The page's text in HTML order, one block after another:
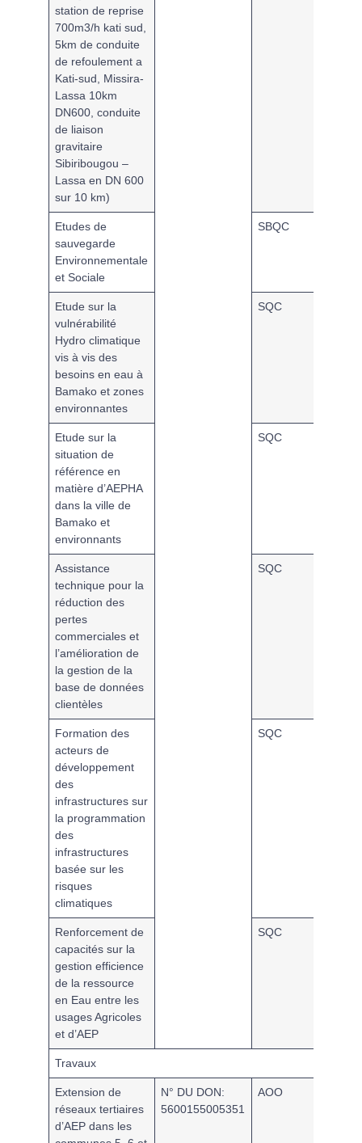
station de reprise
700m3/h kati sud,
5km de conduite
de refoulement a
Kati-sud, Missira-
Lassa 10km
DN600, conduite
de liaison
gravitaire
Sibiribougou –
Lassa en DN 600
sur 10 km)
Etudes de
sauvegarde
Environnementale
et Sociale
SBQC
Etude sur la
vulnérabilité
Hydro climatique
vis à vis des
besoins en eau à
Bamako et zones
environnantes
SQC
Etude sur la
situation de
référence en
matière d’AEPHA
dans la ville de
Bamako et
environnants
SQC
Assistance
technique pour la
réduction des
pertes
commerciales et
l’amélioration de
la gestion de la
base de données
clientèles
SQC
Formation des
acteurs de
développement
des
infrastructures sur
la programmation
des
infrastructures
basée sur les
risques
climatiques
SQC
Renforcement de
capacités sur la
gestion efficience
de la ressource
en Eau entre les
usages Agricoles
et d’AEP
SQC
Travaux
Extension de
réseaux tertiaires
d’AEP dans les
N° DU DON:
5600155005351
AOO